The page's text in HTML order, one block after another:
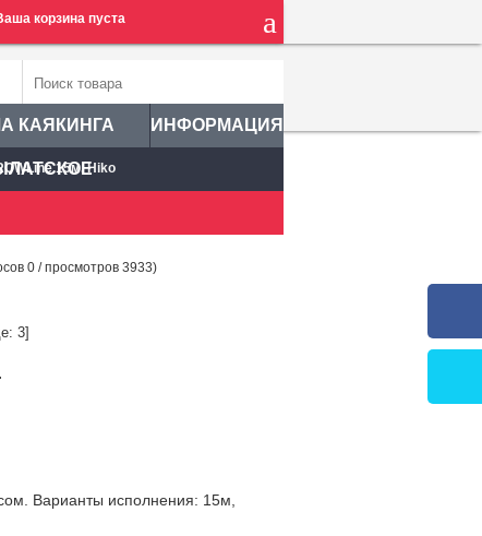
корзина пуста
КАЯКИНГА ИНФОРМАЦИЯ
15м. Hiko
0 / просмотров 3933)
3]
Варианты исполнения: 15м,